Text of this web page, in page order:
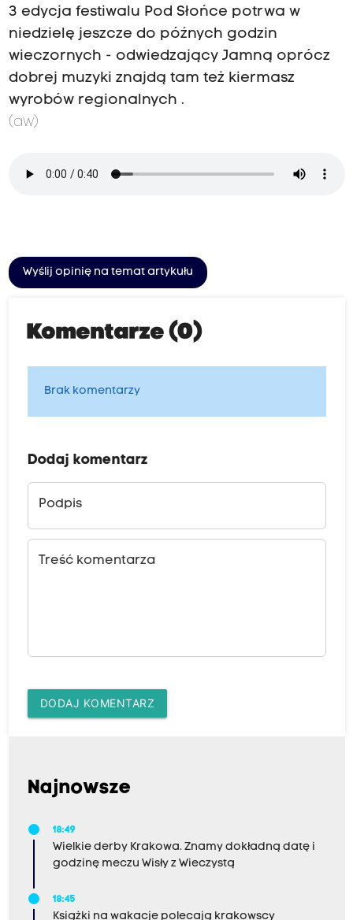
3 edycja festiwalu Pod Słońce potrwa w
niedzielę jeszcze do późnych godzin
wieczornych - odwiedzający Jamną oprócz
dobrej muzyki znajdą tam też kiermasz
wyrobów regionalnych .
(aw)
Wyślij opinię na temat artykułu
Komentarze (0)
Brak komentarzy
Dodaj komentarz
Podpis
Treść komentarza
DODAJ KOMENTARZ
Najnowsze
18:49
Wielkie derby Krakowa. Znamy dokładną datę i
godzinę meczu Wisły z Wieczystą
18:45
Książki na wakacje polecają krakowscy